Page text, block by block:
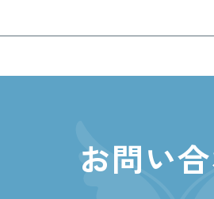
お問い